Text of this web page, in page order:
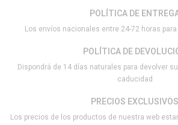
POLÍTICA DE
Los envíos nacionales entre 24-72 horas
POLÍTICA DE
Dispondrá de 14 días naturales para devolver
caducidad
PRECIOS EXCLUSIVOS
Los precios de los productos de nuestra web